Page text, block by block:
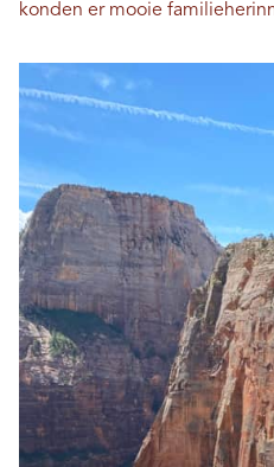
konden er mooie